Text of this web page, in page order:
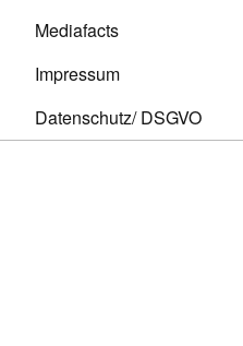
Mediafacts
Impressum
Datenschutz/ DSGVO